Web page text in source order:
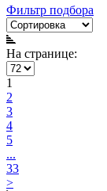
Фильтр подбора
На странице:
1
2
3
4
5
...
33
>